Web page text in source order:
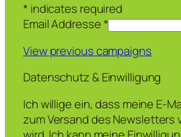
* indicates required
Email Addresse*
View previous campaigns
Datenschutz & Einwilligung
Ich willige ein, dass meine E-
zum Versand des Newsletters